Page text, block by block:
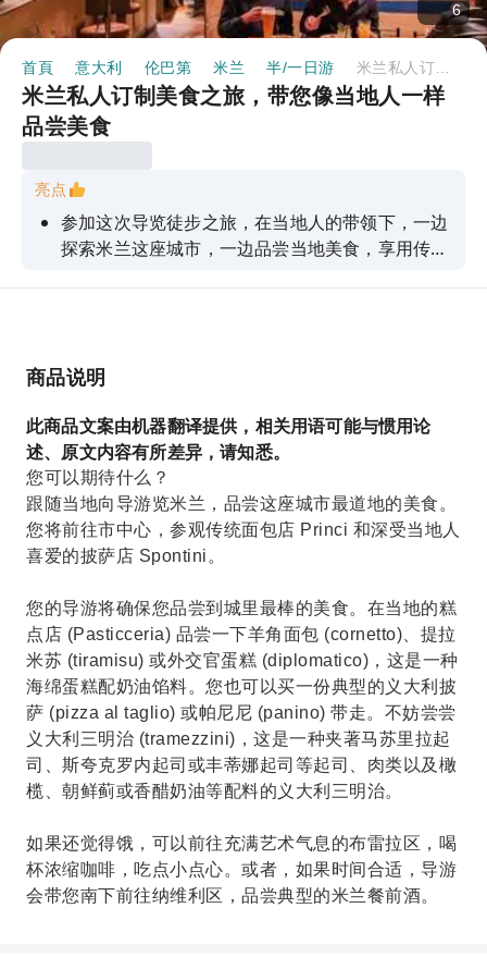
6
首頁 意大利 伦巴第 米兰 半/一日游
米兰私人订制美食之旅，带您像当地人一样
品尝美食
亮点
参加这次导览徒步之旅，在当地人的带领下，一边
探索米兰这座城市，一边品尝当地美食，享用传统
商品说明
此商品文案由机器翻译提供，相关用语可能与惯用论
述、原文内容有所差异，请知悉。
您可以期待什么？
跟随当地向导游览米兰，品尝这座城市最道地的美食。
您将前往市中心，参观传统面包店 Princi 和深受当地人
喜爱的披萨店 Spontini。
您的导游将确保您品尝到城里最棒的美食。在当地的糕
点店 (Pasticceria) 品尝一下羊角面包 (cornetto)、提拉
米苏 (tiramisu) 或外交官蛋糕 (diplomatico)，这是一种
海绵蛋糕配奶油馅料。您也可以买一份典型的义大利披
萨 (pizza al taglio) 或帕尼尼 (panino) 带走。不妨尝尝
义大利三明治 (tramezzini)，这是一种夹著马苏里拉起
司、斯夸克罗内起司或丰蒂娜起司等起司、肉类以及橄
榄、朝鲜蓟或香醋奶油等配料的义大利三明治。
如果还觉得饿，可以前往充满艺术气息的布雷拉区，喝
杯浓缩咖啡，吃点小点心。或者，如果时间合适，导游
会带您南下前往纳维利区，品尝典型的米兰餐前酒。